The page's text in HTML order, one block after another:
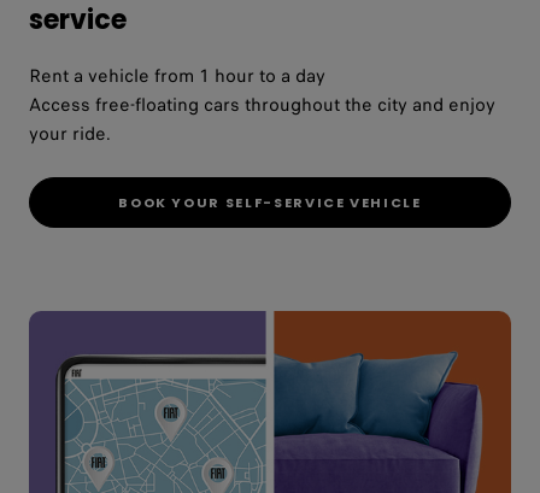
service
Rent a vehicle from 1 hour to a day
Access free-floating cars throughout the city and enjoy
your ride.
BOOK YOUR SELF-SERVICE VEHICLE